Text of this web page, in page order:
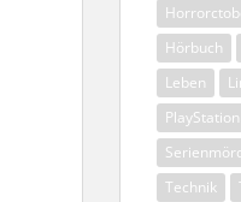
Hörbuch
Leben
PlayStation
Technik